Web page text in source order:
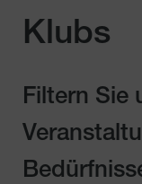
Klubs
Filtern Sie